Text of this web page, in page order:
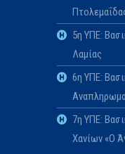
5η ΥΠΕ:
Λαμίας
6η ΥΠΕ:
7η ΥΠΕ:
Χανίων «Ο